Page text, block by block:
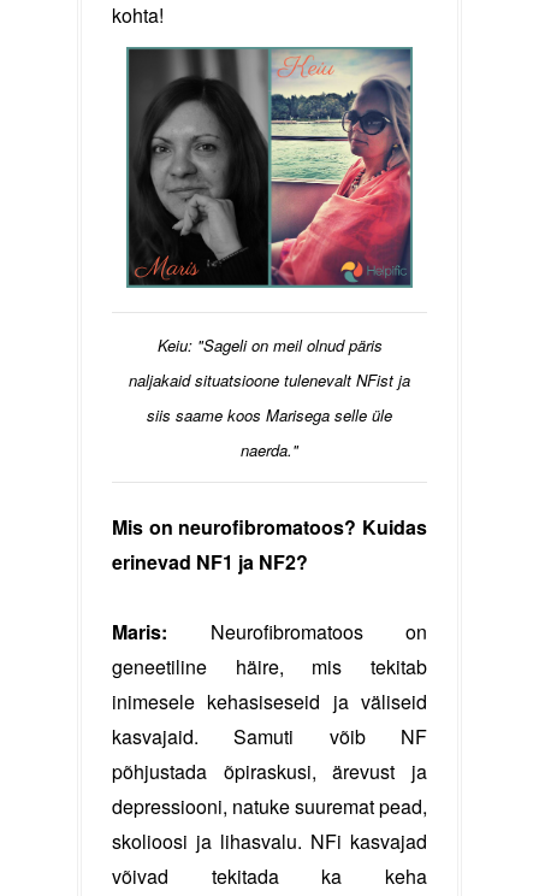
kohta!
Keiu: "Sageli on meil olnud päris
naljakaid situatsioone tulenevalt NFist ja
siis saame koos Marisega selle üle
naerda."
Mis on neurofibromatoos? Kuidas
erinevad NF1 ja NF2?
Maris: Neurofibromatoos on
geneetiline häire, mis tekitab
inimesele kehasiseseid ja väliseid
kasvajaid. Samuti võib NF
põhjustada õpiraskusi, ärevust ja
depressiooni, natuke suuremat pead,
skolioosi ja lihasvalu. NFi kasvajad
võivad tekitada ka keha